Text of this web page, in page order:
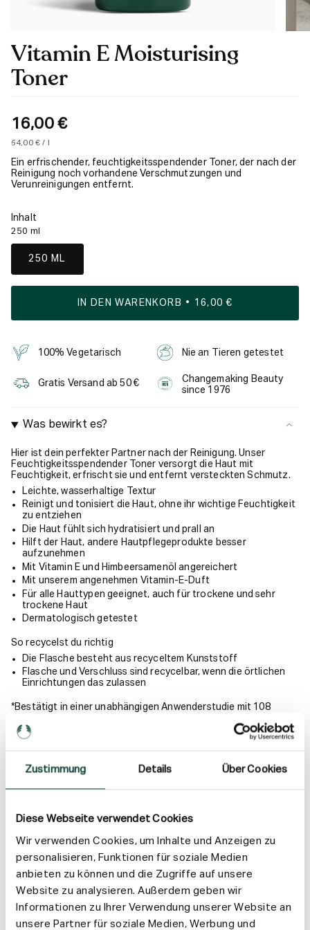
Zustimmung Details Über Cookies
Diese Webseite verwendet Cookies
Wir verwenden Cookies, um Inhalte und Anzeigen zu
personalisieren, Funktionen für soziale Medien
anbieten zu können und die Zugriffe auf unsere
Website zu analysieren. Außerdem geben wir
Informationen zu Ihrer Verwendung unserer Website an
unsere Partner für soziale Medien, Werbung und
Vitamin E Moisturising
Toner
16,00 €
Einheitspreis
64,00 € /pro
Ein erfrischender, feuchtigkeitsspendender Toner, der nach der
Reinigung noch vorhandene Verschmutzungen und
Verunreinigungen entfernt.
Inhalt
250 ml
250 ML
IN DEN WARENKORB 16,00 €
100% Vegetarisch Nie an Tieren getestet
Gratis Versand ab 50 €
Changemaking Beauty
since 1976
Was bewirkt es?
Hier ist dein perfekter Partner nach der Reinigung. Unser
Feuchtigkeitsspendender Toner versorgt die Haut mit
Feuchtigkeit, erfrischt sie und entfernt versteckten Schmutz.
Leichte, wasserhaltige Textur
Reinigt und tonisiert die Haut, ohne ihr wichtige Feuchtigkeit
zu entziehen
Die Haut fühlt sich hydratisiert und prall an
Hilft der Haut, andere Hautpflegeprodukte besser
aufzunehmen
Mit Vitamin E und Himbeersamenöl angereichert
Mit unserem angenehmen Vitamin-E-Duft
Für alle Hauttypen geeignet, auch für trockene und sehr
trockene Haut
Dermatologisch getestet
So recycelst du richtig
Die Flasche besteht aus recyceltem Kunststoff
Flasche und Verschluss sind recycelbar, wenn die örtlichen
Einrichtungen das zulassen
*Bestätigt in einer unabhängigen Anwenderstudie mit 108
Zeitraum von zwei Wochen.
Anwendung
Versand & Rückgabe